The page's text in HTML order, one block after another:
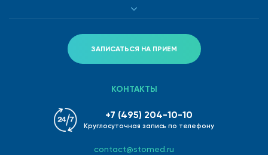
ЗАПИСАТЬСЯ НА ПРИЕМ
КОНТАКТЫ
+7 (495) 204-10-10
Круглосуточная запись по телефону
contact@stomed.ru